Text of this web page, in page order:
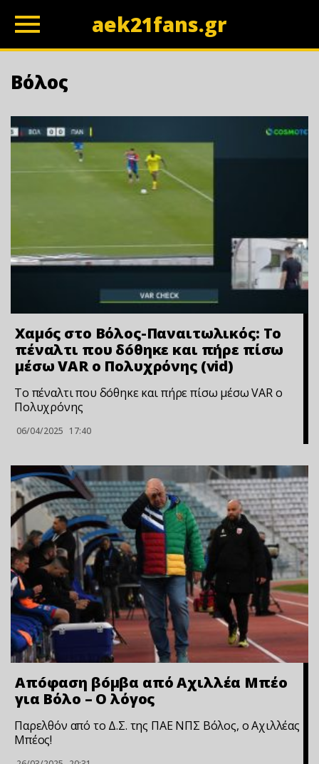
aek21fans.gr
Βόλος
Χαμóς στο Βόλος-Παναιτωλικός: Το
πέναλτι που δóθηκε και πήρε πίσω
μέσω VAR ο Πολυχρόνης (vid)
Το πέναλτι που δóθηκε και πήρε πίσω μέσω VAR ο
Πολυχρόνης
06/04/2025 17:40
Απóφαση βóμβα από Αχιλλέα Μπέο
για Βόλο – Ο λόγος
Παρελθόν από το Δ.Σ. της ΠΑΕ ΝΠΣ Βόλος, ο Αχιλλέας
Μπέος!